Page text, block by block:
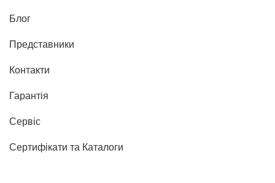
Блог
Представники
Контакти
Гарантія
Сервіс
Сертифікати та Каталоги